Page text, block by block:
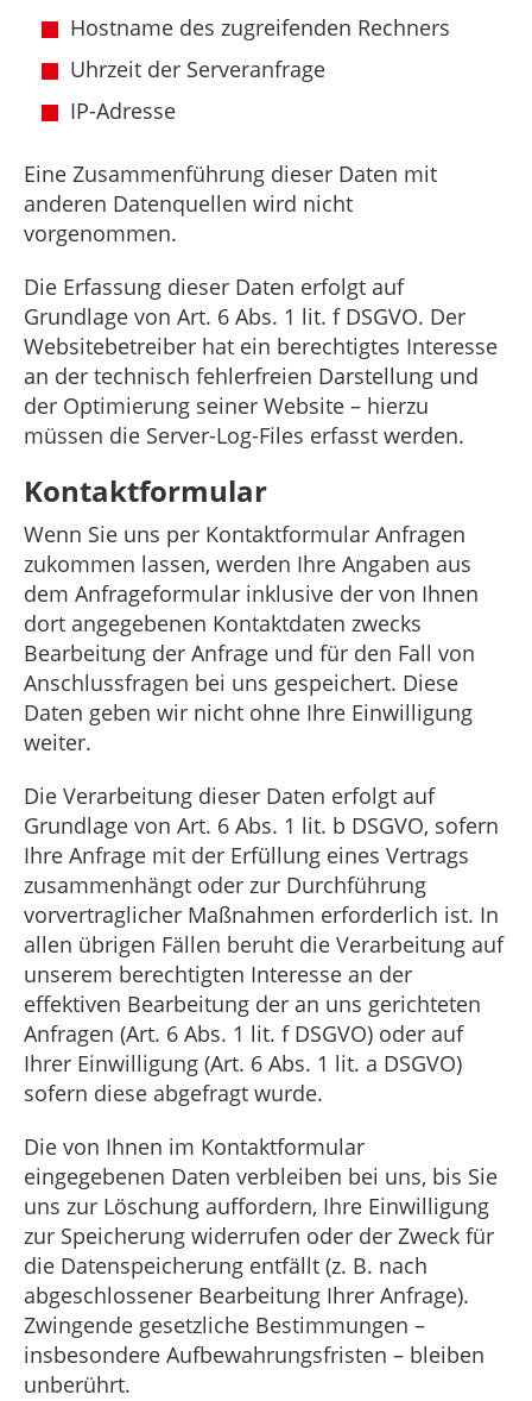
Hostname des zugreifenden Rechners
Uhrzeit der Serveranfrage
IP-Adresse
Eine Zusammenführung dieser Daten mit
anderen Datenquellen wird nicht
vorgenommen.
Die Erfassung dieser Daten erfolgt auf
Grundlage von Art. 6 Abs. 1 lit. f DSGVO. Der
Websitebetreiber hat ein berechtigtes Interesse
an der technisch fehlerfreien Darstellung und
der Optimierung seiner Website – hierzu
müssen die Server-Log-Files erfasst werden.
Kontaktformular
Wenn Sie uns per Kontaktformular Anfragen
zukommen lassen, werden Ihre Angaben aus
dem Anfrageformular inklusive der von Ihnen
dort angegebenen Kontaktdaten zwecks
Bearbeitung der Anfrage und für den Fall von
Anschlussfragen bei uns gespeichert. Diese
Daten geben wir nicht ohne Ihre Einwilligung
weiter.
Die Verarbeitung dieser Daten erfolgt auf
Grundlage von Art. 6 Abs. 1 lit. b DSGVO, sofern
Ihre Anfrage mit der Erfüllung eines Vertrags
zusammenhängt oder zur Durchführung
vorvertraglicher Maßnahmen erforderlich ist. In
allen übrigen Fällen beruht die Verarbeitung auf
unserem berechtigten Interesse an der
effektiven Bearbeitung der an uns gerichteten
Anfragen (Art. 6 Abs. 1 lit. f DSGVO) oder auf
Ihrer Einwilligung (Art. 6 Abs. 1 lit. a DSGVO)
sofern diese abgefragt wurde.
Die von Ihnen im Kontaktformular
eingegebenen Daten verbleiben bei uns, bis Sie
uns zur Löschung auffordern, Ihre Einwilligung
zur Speicherung widerrufen oder der Zweck für
die Datenspeicherung entfällt (z. B. nach
abgeschlossener Bearbeitung Ihrer Anfrage).
Zwingende gesetzliche Bestimmungen –
insbesondere Aufbewahrungsfristen – bleiben
unberührt.